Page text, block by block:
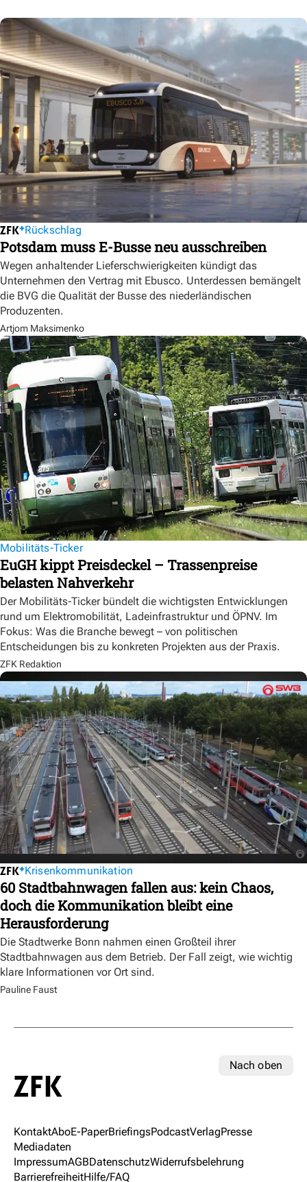
Rückschlag
Potsdam muss E-Busse neu ausschreiben
Wegen anhaltender Lieferschwierigkeiten kündigt das
Unternehmen den Vertrag mit Ebusco. Unterdessen bemängelt
die BVG die Qualität der Busse des niederländischen
Produzenten.
Artjom Maksimenko
Mobilitäts-Ticker
EuGH kippt Preisdeckel – Trassenpreise
belasten Nahverkehr
Der Mobilitäts-Ticker bündelt die wichtigsten Entwicklungen
rund um Elektromobilität, Ladeinfrastruktur und ÖPNV. Im
Fokus: Was die Branche bewegt – von politischen
Entscheidungen bis zu konkreten Projekten aus der Praxis.
ZFK Redaktion
Krisenkommunikation
60 Stadtbahnwagen fallen aus: kein Chaos,
doch die Kommunikation bleibt eine
Herausforderung
Die Stadtwerke Bonn nahmen einen Großteil ihrer
Stadtbahnwagen aus dem Betrieb. Der Fall zeigt, wie wichtig
klare Informationen vor Ort sind.
Pauline Faust
Nach oben
KontaktAboE-PaperBriefingsPodcastVerlagPresse
Mediadaten
ImpressumAGBDatenschutzWiderrufsbelehrung
BarrierefreiheitHilfe/FAQ